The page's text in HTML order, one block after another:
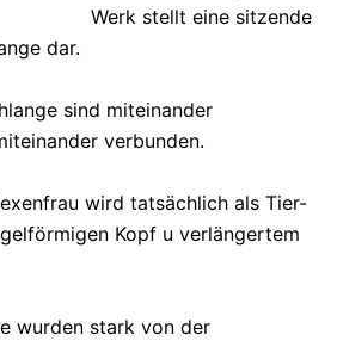
Werk stellt eine sitzende
dar.
sind miteinander
verbunden.
wird tatsächlich als Tier-
Kopf u verlängertem
wurden stark von der